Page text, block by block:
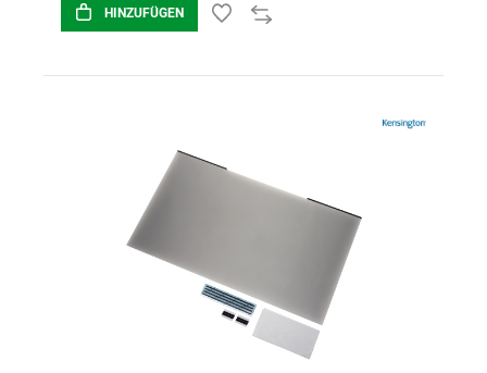
HINZUFÜGEN